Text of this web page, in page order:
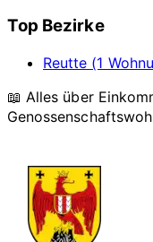
Top Bezirke
Reutte (1
📖 Alles über